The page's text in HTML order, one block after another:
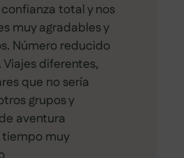
total y nos
muy agradables y
Número reducido
diferentes,
que no sería
grupos y
aventura
muy